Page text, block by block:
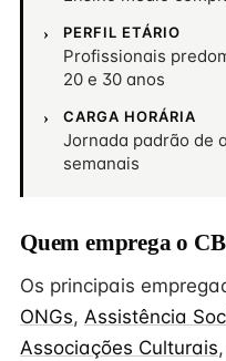
PERFIL ETÁRIO
Profissionais
20 e 30 anos
CARGA HORÁRIA
Jornada padrão de
semanais
Quem emprega o
Os principais
ONGs, Assistência
Associações Culturais,